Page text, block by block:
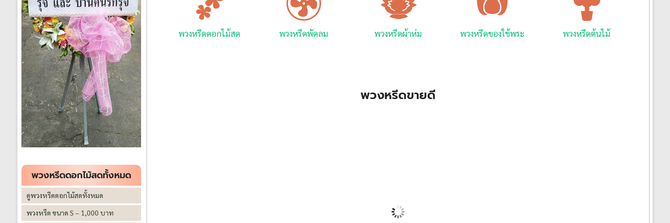
พวงหรีดดอกไม้สด พวงหรีดพัดลม พวงหรีดผ้าห่ม พวงหรีดของใช้พระ พวงหรีดต้นไม้
พวงหรีดขายดี
พวงหรีดดอกไม้สดทั้งหมด
ดูพวงหรีดดอกไม้สดทั้งหมด
พวงหรีด ขนาด S – 1,000 บาท